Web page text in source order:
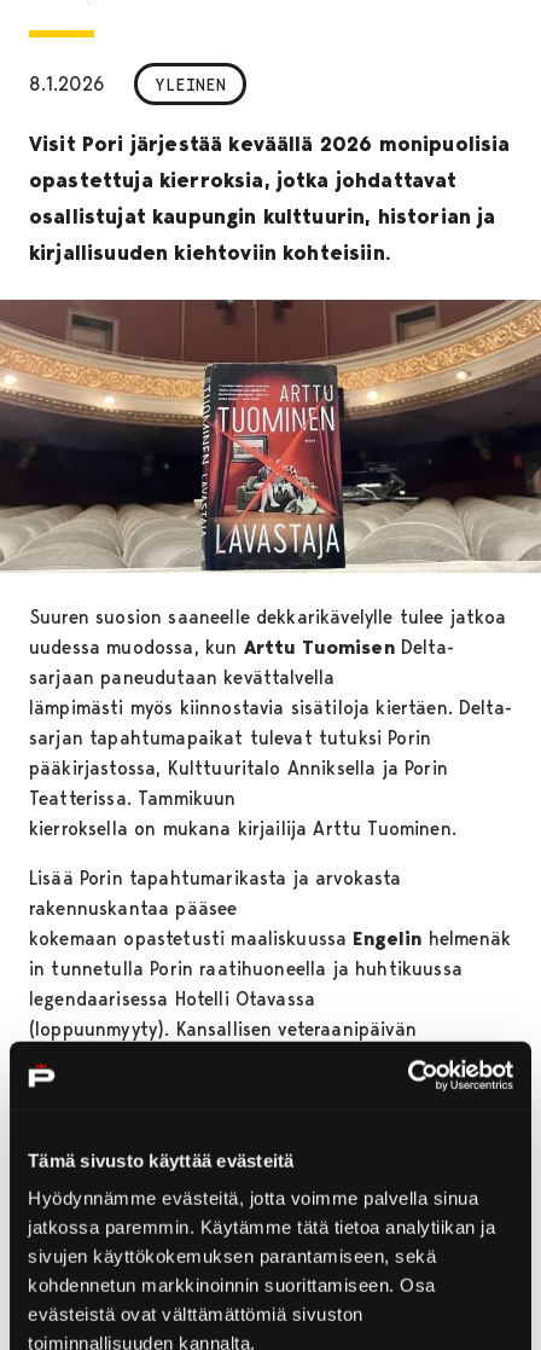
Tämä sivusto käyttää evästeitä
Hyödynnämme evästeitä, jotta voimme palvella sinua
jatkossa paremmin. Käytämme tätä tietoa analytiikan ja
sivujen käyttökokemuksen parantamiseen, sekä
kohdennetun markkinoinnin suorittamiseen. Osa
evästeistä ovat välttämättömiä sivuston
toiminnallisuuden kannalta.
8.1.2026 YLEINEN
Visit Pori järjestää keväällä 2026 monipuolisia
opastettuja kierroksia, jotka johdattavat
osallistujat kaupungin kulttuurin, historian ja
kirjallisuuden kiehtoviin kohteisiin.
Suuren suosion saaneelle dekkarikävelylle tulee jatkoa
uudessa muodossa, kun Arttu TuomisenDelta-
sarjaan paneudutaan kevättalvella
lämpimästi myös kiinnostavia sisätiloja kiertäen. Delta-
sarjan tapahtumapaikat tulevat tutuksi Porin
pääkirjastossa, Kulttuuritalo Anniksella ja Porin
Teatterissa. Tammikuun
kierroksella on mukana kirjailija Arttu Tuominen.
Lisää Porin tapahtumarikasta ja arvokasta
rakennuskantaa pääsee
kokemaan opastetusti maaliskuussa Engelin helmenäk
in tunnetulla Porin raatihuoneella ja huhtikuussa
legendaarisessa Hotelli Otavassa
(loppuunmyyty). Kansallisen veteraanipäivän
bussikierros puolestaan keskittyy
väestönsuojelupäällikön näkökulmasta sota-ajan
– Opastetut kierrokset
ovat paikallisille erinomainen tapa nähdä Pori uusin
silmin ja
matkailijoille mahdollisuus perehtyä uuteen kohteesee
n. Ammattitaitoisen oppaan kanssa voi nähdä myös
sen, minkä ohi helposti katsoisi,